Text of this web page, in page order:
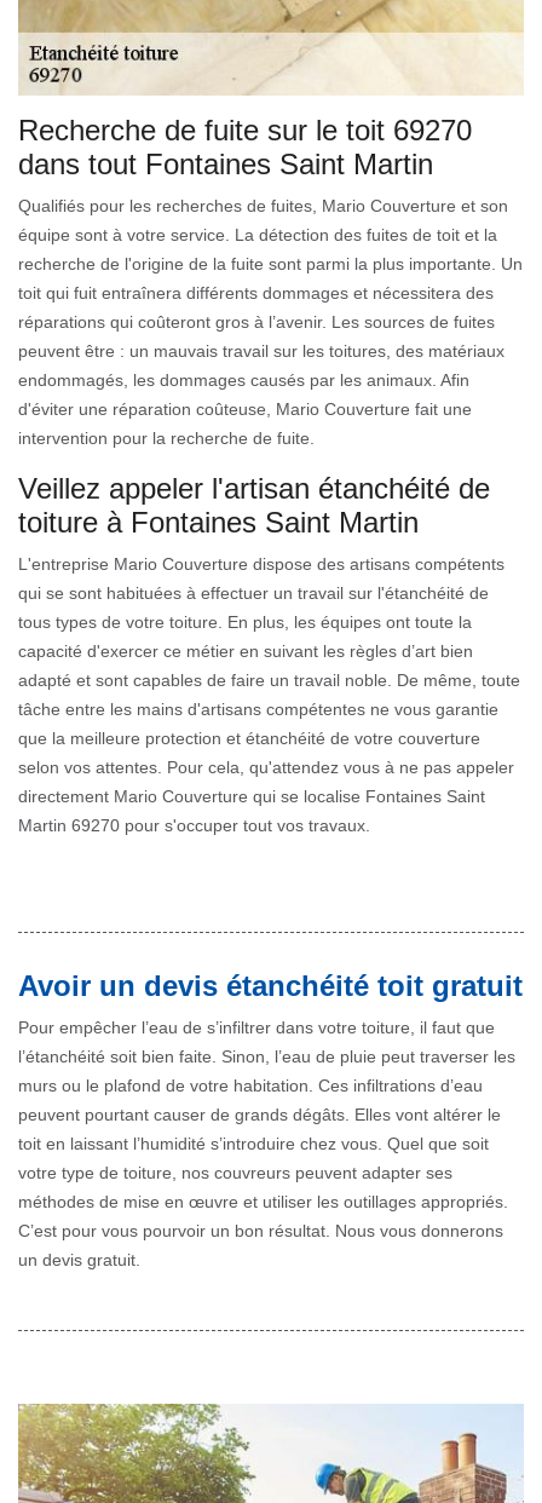
Recherche de fuite sur le toit 69270
dans tout Fontaines Saint Martin
Qualifiés pour les recherches de fuites, Mario Couverture et son
équipe sont à votre service. La détection des fuites de toit et la
recherche de l'origine de la fuite sont parmi la plus importante. Un
toit qui fuit entraînera différents dommages et nécessitera des
réparations qui coûteront gros à l’avenir. Les sources de fuites
peuvent être : un mauvais travail sur les toitures, des matériaux
endommagés, les dommages causés par les animaux. Afin
d'éviter une réparation coûteuse, Mario Couverture fait une
intervention pour la recherche de fuite.
Veillez appeler l'artisan étanchéité de
toiture à Fontaines Saint Martin
L'entreprise Mario Couverture dispose des artisans compétents
qui se sont habituées à effectuer un travail sur l'étanchéité de
tous types de votre toiture. En plus, les équipes ont toute la
capacité d'exercer ce métier en suivant les règles d’art bien
adapté et sont capables de faire un travail noble. De même, toute
tâche entre les mains d'artisans compétentes ne vous garantie
que la meilleure protection et étanchéité de votre couverture
selon vos attentes. Pour cela, qu'attendez vous à ne pas appeler
directement Mario Couverture qui se localise Fontaines Saint
Martin 69270 pour s'occuper tout vos travaux.
Avoir un devis étanchéité toit gratuit
Pour empêcher l’eau de s’infiltrer dans votre toiture, il faut que
l’étanchéité soit bien faite. Sinon, l’eau de pluie peut traverser les
murs ou le plafond de votre habitation. Ces infiltrations d’eau
peuvent pourtant causer de grands dégâts. Elles vont altérer le
toit en laissant l’humidité s’introduire chez vous. Quel que soit
votre type de toiture, nos couvreurs peuvent adapter ses
méthodes de mise en œuvre et utiliser les outillages appropriés.
C’est pour vous pourvoir un bon résultat. Nous vous donnerons
un devis gratuit.